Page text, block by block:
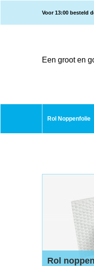
Voor 13:00 besteld
Een groot en
Rol Noppenfolie
Rol